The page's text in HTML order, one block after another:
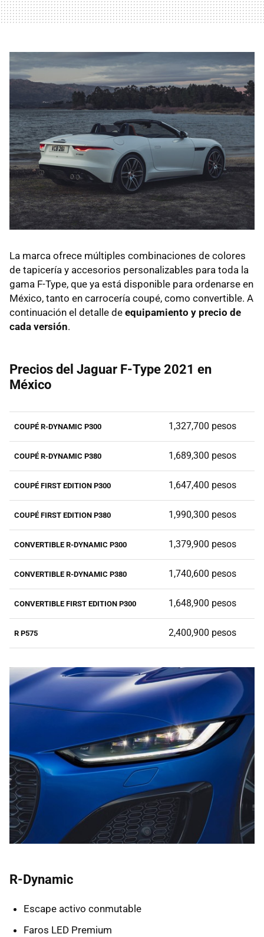
La marca ofrece múltiples combinaciones de colores
de tapicería y accesorios personalizables para toda la
gama F-Type, que ya está disponible para ordenarse en
México, tanto en carrocería coupé, como convertible. A
continuación el detalle de equipamiento y precio de
cada versión.
Precios del Jaguar F-Type 2021 en
México
COUPÉ R-DYNAMIC P300 1,327,700 pesos
COUPÉ R-DYNAMIC P380 1,689,300 pesos
COUPÉ FIRST EDITION P300 1,647,400 pesos
COUPÉ FIRST EDITION P380 1,990,300 pesos
CONVERTIBLE R-DYNAMIC P300 1,379,900 pesos
CONVERTIBLE R-DYNAMIC P380 1,740,600 pesos
CONVERTIBLE FIRST EDITION P300 1,648,900 pesos
R P575 2,400,900 pesos
R-Dynamic
Escape activo conmutable
Faros LED Premium